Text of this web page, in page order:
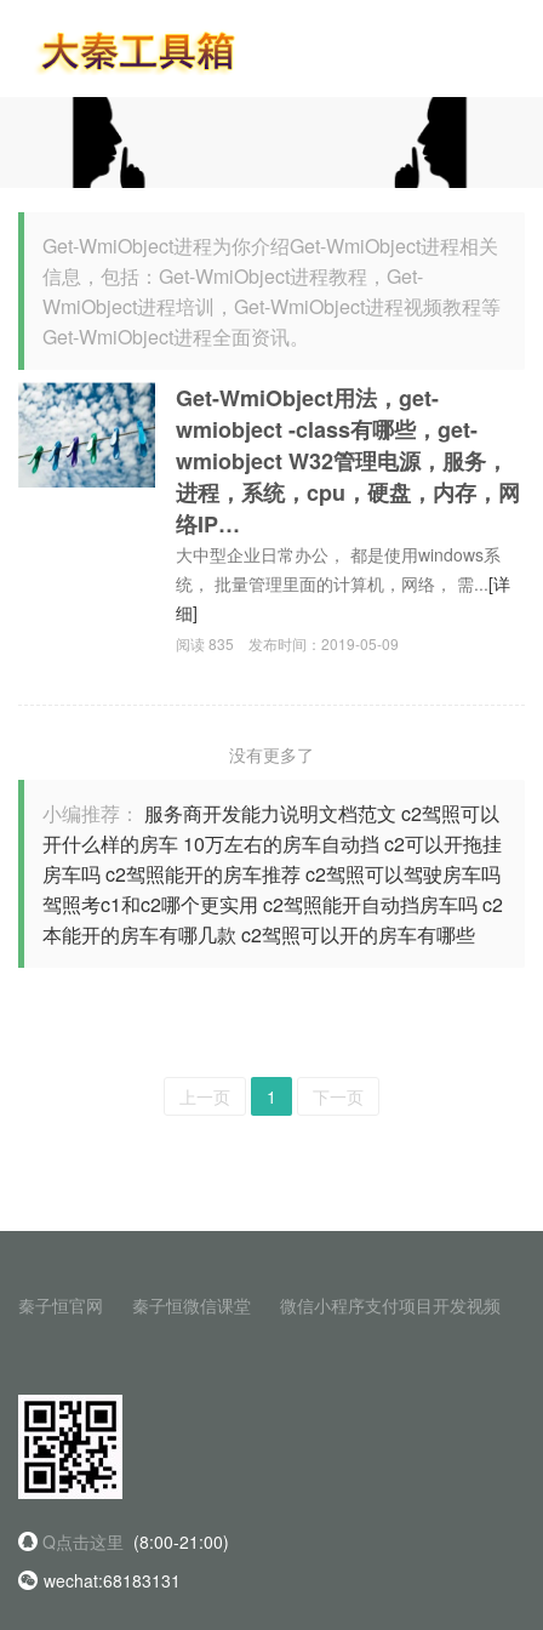
Get-WmiObject进程为你介绍Get-WmiObject进程相关
信息，包括：Get-WmiObject进程教程，Get-
WmiObject进程培训，Get-WmiObject进程视频教程等
Get-WmiObject进程全面资讯。
Get-WmiObject用法，get-
wmiobject -class有哪些，get-
wmiobject W32管理电源，服务，
进程，系统，cpu，硬盘，内存，网
络IP…
大中型企业日常办公， 都是使用windows系
统， 批量管理里面的计算机，网络， 需...[详
细]
阅读835 发布时间：2019-05-09
没有更多了
小编推荐： 服务商开发能力说明文档范文 c2驾照可以
开什么样的房车 10万左右的房车自动挡 c2可以开拖挂
房车吗c2驾照能开的房车推荐c2驾照可以驾驶房车吗
驾照考c1和c2哪个更实用 c2驾照能开自动挡房车吗c2
本能开的房车有哪几款 c2驾照可以开的房车有哪些
上一页 1 下一页
秦子恒官网 秦子恒微信课堂 微信小程序支付项目开发视频
Q点击这里 (8:00-21:00)
wechat:68183131